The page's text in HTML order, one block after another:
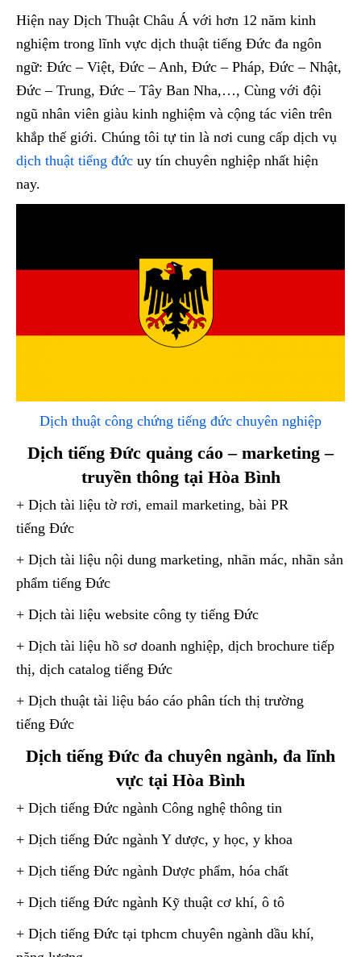
Hiện nay Dịch Thuật Châu Á với hơn 12 năm kinh
nghiệm trong lĩnh vực dịch thuật tiếng Đức đa ngôn
ngữ: Đức – Việt, Đức – Anh, Đức – Pháp, Đức – Nhật,
Đức – Trung, Đức – Tây Ban Nha,…, Cùng với đội
ngũ nhân viên giàu kinh nghiệm và cộng tác viên trên
khắp thế giới. Chúng tôi tự tin là nơi cung cấp dịch vụ
dịch thuật tiếng đức uy tín chuyên nghiệp nhất hiện
nay.
Dịch thuật công chứng tiếng đức chuyên nghiệp
Dịch tiếng Đức quảng cáo – marketing –
truyền thông tại Hòa Bình
+ Dịch tài liệu tờ rơi, email marketing, bài PR
tiếng Đức
+ Dịch tài liệu nội dung marketing, nhãn mác, nhãn sản
phẩm tiếng Đức
+ Dịch tài liệu website công ty tiếng Đức
+ Dịch tài liệu hồ sơ doanh nghiệp, dịch brochure tiếp
thị, dịch catalog tiếng Đức
+ Dịch thuật tài liệu báo cáo phân tích thị trường
tiếng Đức
Dịch tiếng Đức đa chuyên ngành, đa lĩnh
vực tại Hòa Bình
+ Dịch tiếng Đức ngành Công nghệ thông tin
+ Dịch tiếng Đức ngành Y dược, y học, y khoa
+ Dịch tiếng Đức ngành Dược phẩm, hóa chất
+ Dịch tiếng Đức ngành Kỹ thuật cơ khí, ô tô
+ Dịch tiếng Đức tại tphcm chuyên ngành dầu khí,